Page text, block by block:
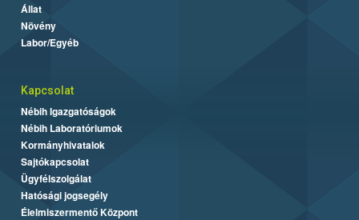
Állat
Növény
Labor/Egyéb
Kapcsolat
Nébih Igazgatóságok
Nébih Laboratóriumok
Kormányhivatalok
Sajtókapcsolat
Ügyfélszolgálat
Hatósági jogsegély
Élelmiszermentő Központ